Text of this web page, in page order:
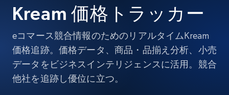
Kream 価格トラッカー
eコマース競合情報のためのリアルタイムKream
価格追跡。価格データ、商品・品揃え分析、小売
データをビジネスインテリジェンスに活用。競合
他社を追跡し優位に立つ。